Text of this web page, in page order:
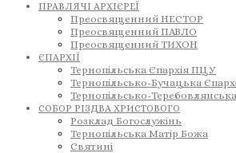
ПРАВЛЯЧІ АРХІЄРЕЇ
Преосвященний НЕСТОР
Преосвященний ПАВЛО
Преосвященний ТИХОН
ЄПАРХІЇ
Тернопільська Єпархія ПЦУ
Тернопільсько-Бучацька
Тернопільсько-
СОБОР РІЗДВА ХРИСТОВОГО
Розклад Богослужінь
Тернопільська Матір Божа
Святині